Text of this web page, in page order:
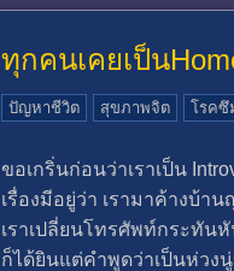
ทุกคนเคยเป็น
ปัญหาชีวิต สุขภาพจิต โรคซึ
ขอเกริ่นก่อนว่าเราเป็น
เรื่องมีอยู่ว่า เรามาค้างบ้า
เราเปลี่ยนโทรศัพท์กระทัน
ก็ได้ยินแต่คำพูดว่าเป็นห่วงนู่